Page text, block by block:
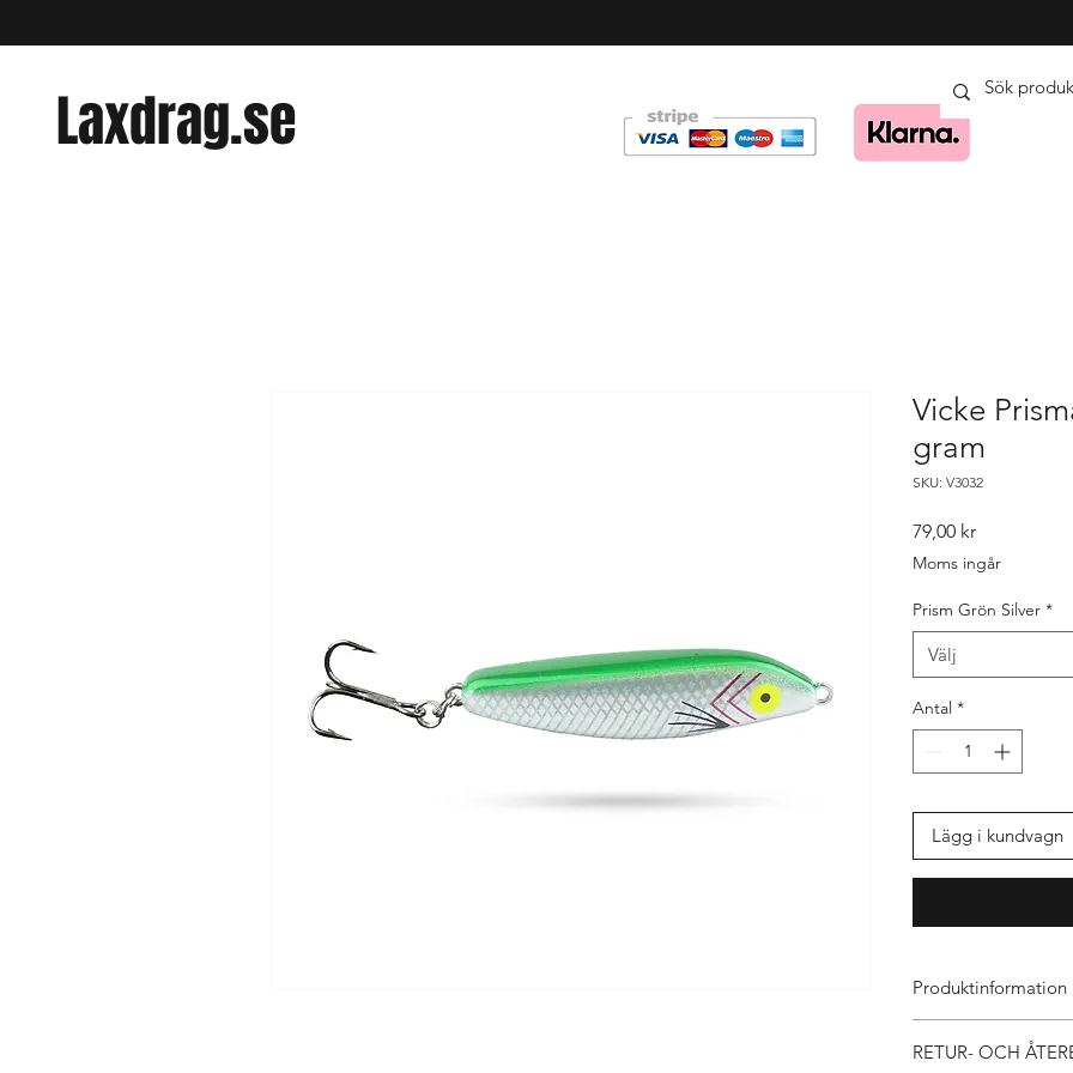
Laxdrag.se
Vicke
gram
SKU: V3032
79,00 krPris
Moms ingår
Prism Grön Silver *
Välj
Antal *
Lägg i kundvagn
Produktinformation
till mer information
RETUR- OCH